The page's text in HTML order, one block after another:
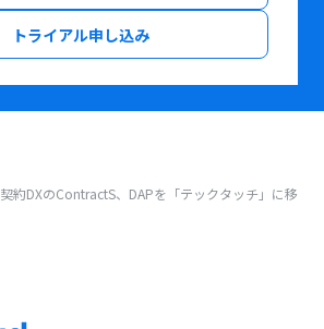
トライアル申し込み
契約DXのContractS、DAPを「テックタッチ」に移行